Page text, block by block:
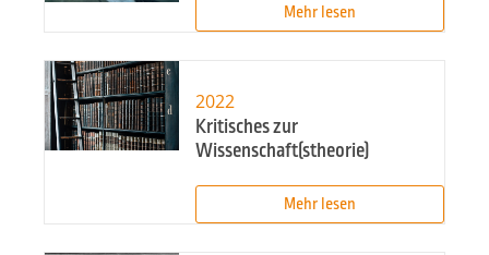
Mehr lesen
2022
Kritisches zur
Wissenschaft(stheorie)
Mehr lesen